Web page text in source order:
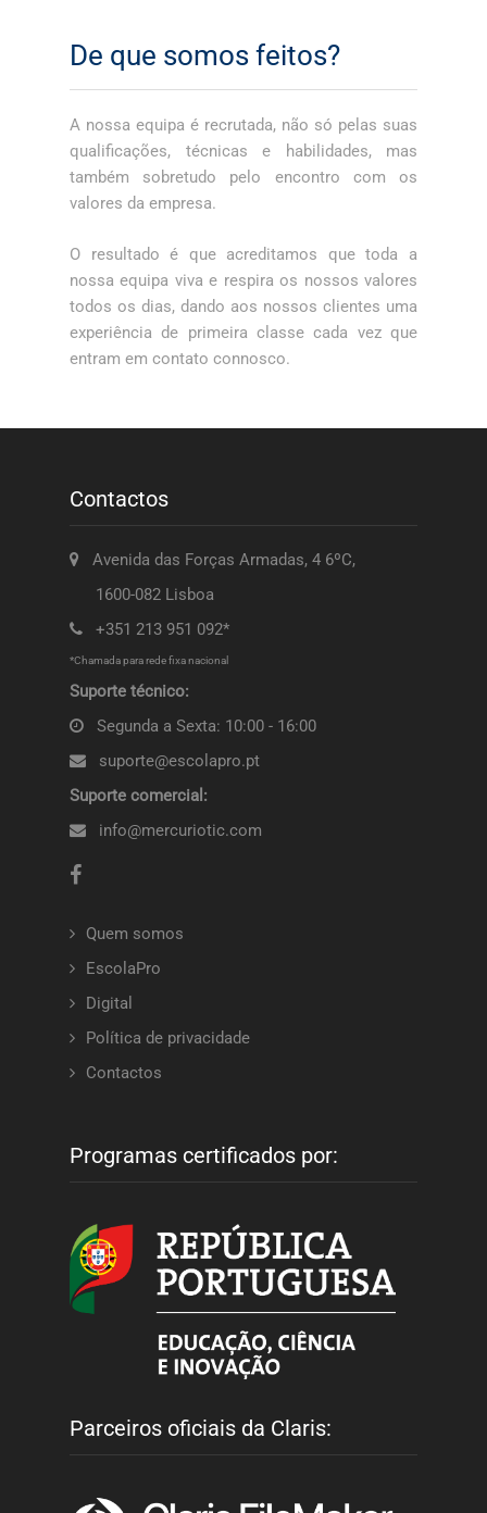
De que somos feitos?
A nossa equipa é recrutada, não só pelas suas
qualificações, técnicas e habilidades, mas
também sobretudo pelo encontro com os
valores da empresa.
O resultado é que acreditamos que toda a
nossa equipa viva e respira os nossos valores
todos os dias, dando aos nossos clientes uma
experiência de primeira classe cada vez que
entram em contato connosco.
Contactos
Avenida das Forças Armadas, 4 6ºC,
1600-082 Lisboa
+351 213 951 092*
*Chamada para rede fixa nacional
Suporte técnico:
Segunda a Sexta: 10:00 - 16:00
suporte@escolapro.pt
Suporte comercial:
info@mercuriotic.com
Quem somos
EscolaPro
Digital
Política de privacidade
Contactos
Programas certificados por:
Parceiros oficiais da Claris: